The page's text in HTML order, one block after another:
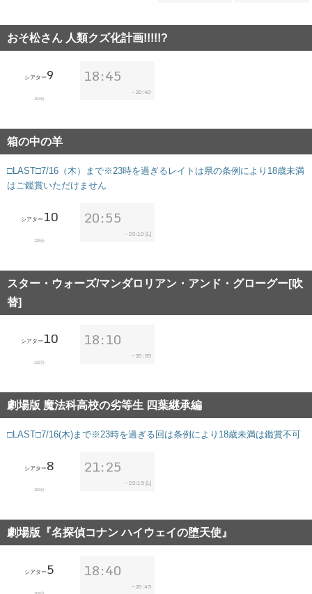
おそ松さん 人類クズ化計画!!!!!?
シアター9
104分
18:45
~ 20:40
箱の中の羊
□LAST□7/16（木）まで※23時を過ぎるレイトは県の条例により18歳未満
はご鑑賞いただけません
シアター10
125分
20:55
~ 23:10 [L]
スター・ウォーズ/マンダロリアン・アンド・グローグー[吹
替]
シアター10
132分
18:10
~ 20:35
劇場版 魔法科高校の劣等生 四葉継承編
□LAST□7/16(木)まで※23時を過ぎる回は条例により18歳未満は鑑賞不可
シアター8
103分
21:25
~ 23:15 [L]
劇場版『名探偵コナン ハイウェイの堕天使』
シアター5
109分
18:40
~ 20:45